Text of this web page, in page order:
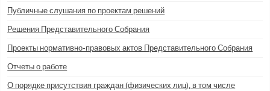
Публичные слушания по проектам решений
Решения Представительного Собрания
Проекты нормативно-правовых актов Представительного Собрания
Отчеты о работе
О порядке присутствия граждан (физических лиц), в том числе